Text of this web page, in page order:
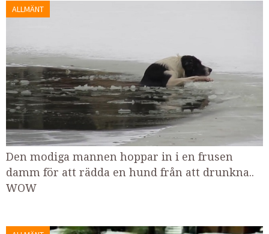
ALLMÄNT
Den modiga mannen hoppar in i en frusen
damm för att rädda en hund från att drunkna..
WOW